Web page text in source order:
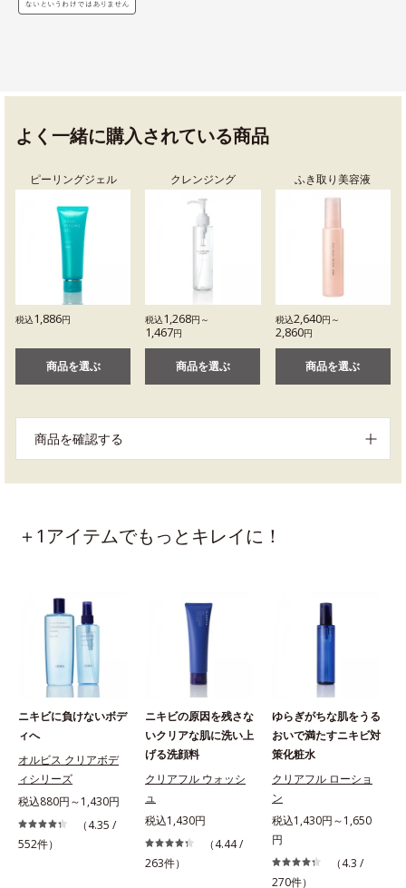
よく一緒に購入されている商品
ピーリングジェル
税込1,886円
商品を選ぶ
クレンジング
税込1,268円～
1,467円
商品を選ぶ
ふき取り美容液
税込2,640円～
2,860円
商品を選ぶ
商品を確認する
＋1アイテムでもっとキレイに！
ニキビに負けないボデ
ィへ
オルビス クリアボデ
ィシリーズ
税込880円～1,430円
（4.35 /
552件）
ニキビの原因を残さな
いクリアな肌に洗い上
げる洗顔料
クリアフル ウォッシ
ュ
税込1,430円
（4.44 /
263件）
ゆらぎがちな肌をうる
おいで満たすニキビ対
策化粧水
クリアフル ローショ
ン
税込1,430円～1,650
円
（4.3 /
270件）